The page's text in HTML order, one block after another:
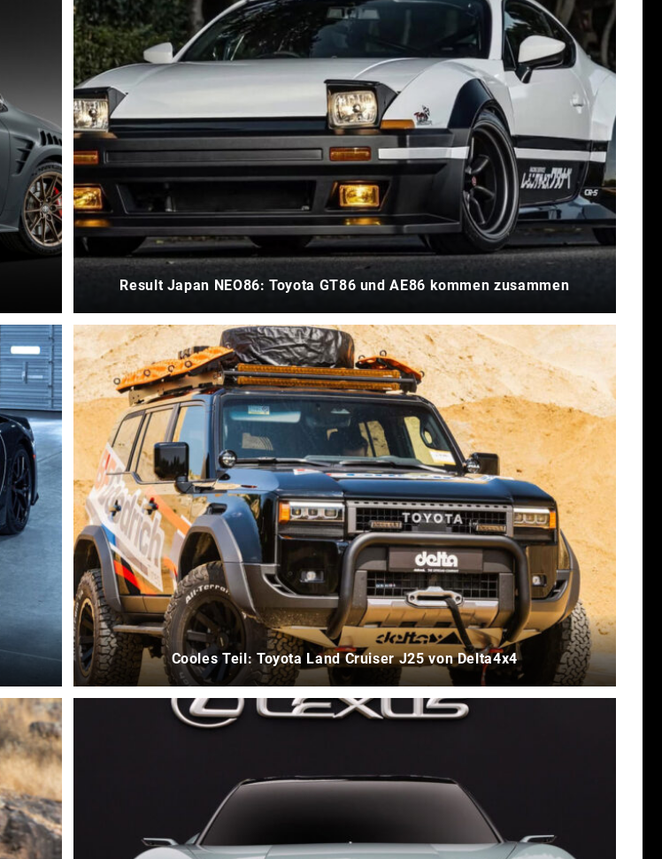
Result Japan NEO86: Toyota GT86 und AE86 kommen zusammen
Cooles Teil: Toyota Land Cruiser J25 von Delta4x4